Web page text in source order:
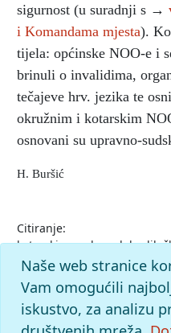
sigurnost (u suradnji s →
i Komandama mjesta).
tijela: općinske NOO-e i
brinuli o invalidima,
tečajeve hrv. jezika te
okružnim i kotarskim
osnovani su upravno-
H. Buršić
Citiranje:
kotarski
(2005), mrežno izdanje.
2026. Pristupljeno 8.8.2026.
<https://istra.lzmk.hr/
odbori>.
Naše web stranice
Vam omogućili
iskustvo, za analizu